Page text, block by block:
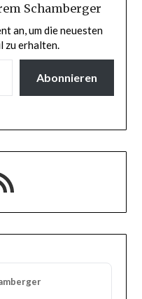
Schamberger
an, um die neuesten
zu erhalten.
Abonnieren
Feed